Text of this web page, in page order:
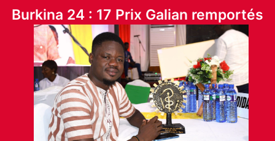
Burkina 24 : 17 Prix Galian remportés